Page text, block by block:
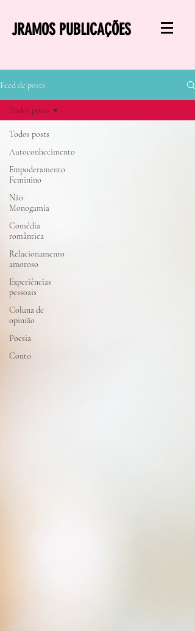
JRAMOS PUBLICAÇÕES
Feed de posts
Todos posts
Autoconhecimento
Empoderamento
Feminino
Não
Monogamia
Comédia
romântica
Relacionamento
amoroso
Experiências
pessoais
Coluna de
opinião
Poesia
Conto
Todos posts